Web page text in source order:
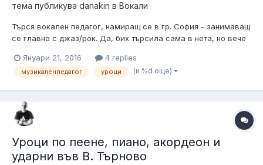
тема публикува danakin в Вокали
Търся вокален педагог, намиращ се в гр. София - занимаващ
се главно с джаз/рок. Да, бих търсила сама в нета, но вече
нещата да ми препоръча даден професионалист и съответно
да обясни защо. Обръщам се към вас, защото не желая да
Януари 21, 2016 4 replies
музикаленпедагог уроци (и %d още)
Уроци по пеене, пиано, акордеон и
ударни във В. Търново